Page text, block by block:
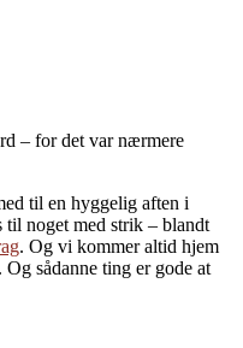
– for det var nærmere
til en hyggelig aften i
noget med strik – blandt
. Og vi kommer altid hjem
sådanne ting er gode at